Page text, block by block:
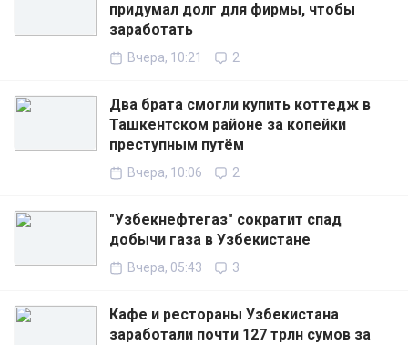
придумал долг для фирмы, чтобы
заработать
Вчера, 10:21 2
Два брата смогли купить коттедж в
Ташкентском районе за копейки
преступным путём
Вчера, 10:06 2
"Узбекнефтегаз" сократит спад
добычи газа в Узбекистане
Вчера, 05:43 3
Кафе и рестораны Узбекистана
заработали почти 127 трлн сумов за